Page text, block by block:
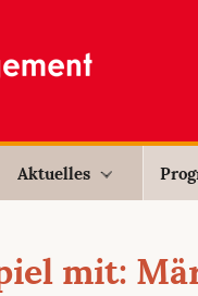
Aktuelles
mit: